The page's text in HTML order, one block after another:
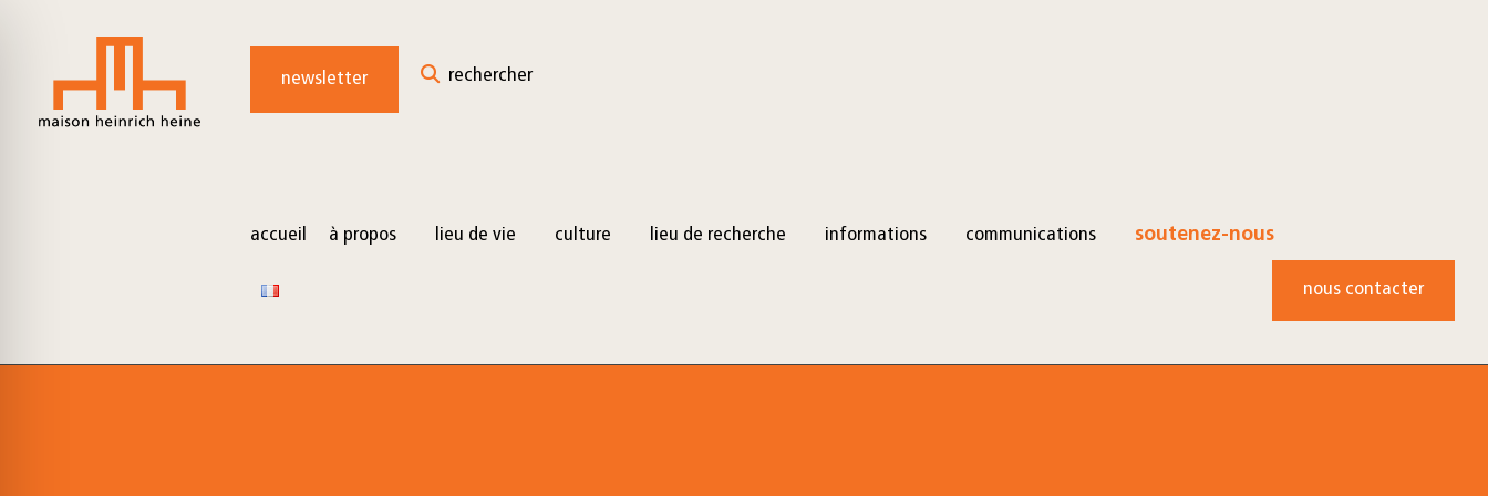
content
newsletter rechercher
accueil à propos lieu de vie culture lieu de recherche informations communications soutenez-nous
nous contacter